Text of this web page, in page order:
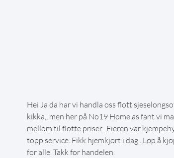
Hei Ja da har vi handla oss flott
kikka,, men her på No19 Home as fant vi
mellom til flotte priser.. Eieren var
topp service. Fikk hjemkjørt i dag.. Løp å
for alle. Takk for handelen.